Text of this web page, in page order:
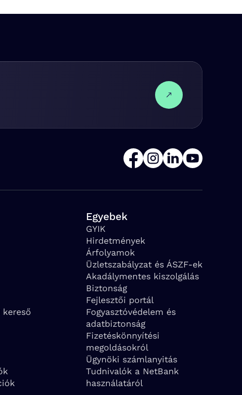
kereső
Egyebek
GYIK
Hirdetmények
Árfolyamok
Üzletszabályzat és ÁSZF-ek
Akadálymentes kiszolgálás
Biztonság
Fejlesztői portál
Fogyasztóvédelem és
adatbiztonság
Fizetéskönnyítési
megoldásokról
Ügynöki számlanyitás
Tudnivalók a NetBank
használatáról